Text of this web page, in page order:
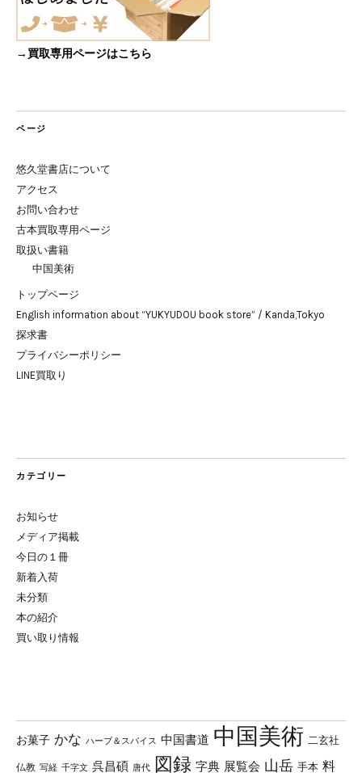
→買取専用ページはこちら
ページ
悠久堂書店について
アクセス
お問い合わせ
古本買取専用ページ
取扱い書籍
中国美術
トップページ
English information about “YUKYUDOU book store” / Kanda,Tokyo
探求書
プライバシーポリシー
LINE買取り
カテゴリー
お知らせ
メディア掲載
今日の１冊
新着入荷
未分類
本の紹介
買い取り情報
お菓子 かな ハーブ＆スパイス 中国書道 中国美術 二玄社
仏教 写経 千字文 呉昌碩 唐代 図録 字典 展覧会 山岳 手本 料